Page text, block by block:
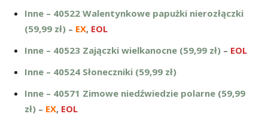
Inne – 40522 Walentynkowe papużki nierozłączki
(59,99 zł) – EX, EOL
Inne – 40523 Zajączki wielkanocne (59,99 zł) – EOL
Inne – 40524 Słoneczniki (59,99 zł)
Inne – 40571 Zimowe niedźwiedzie polarne (59,99
zł) – EX, EOL